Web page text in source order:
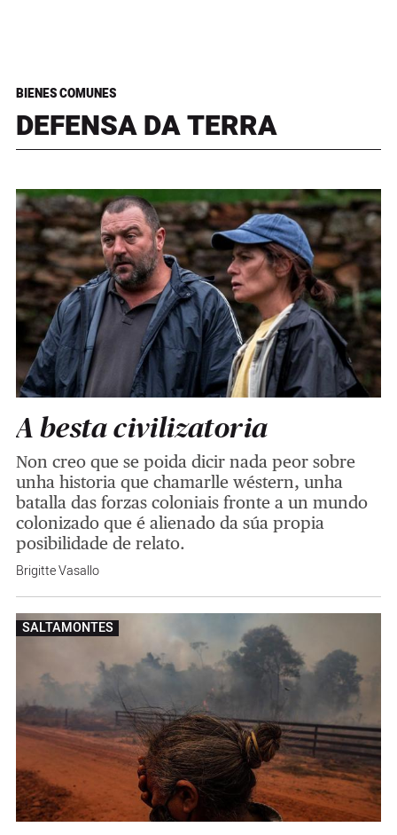
BIENES COMUNES
DEFENSA DA TERRA
A besta civilizatoria
Non creo que se poida dicir nada peor sobre
unha historia que chamarlle wéstern, unha
batalla das forzas coloniais fronte a un mundo
colonizado que é alienado da súa propia
posibilidade de relato.
Brigitte Vasallo
SALTAMONTES